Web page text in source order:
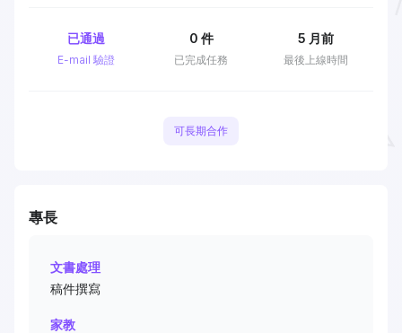
E-mail 驗證
已通過
已完成任務
0 件
最後上線時間
5 月前
可長期合作
專長
文書處理
稿件撰寫
家教